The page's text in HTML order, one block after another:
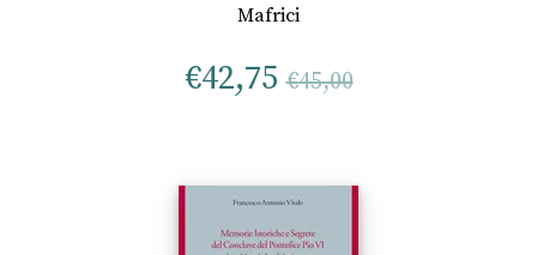
Mafrici
€42,75 €45,00